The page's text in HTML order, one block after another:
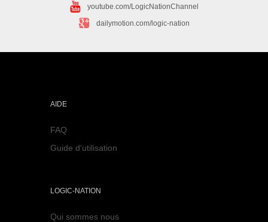
youtube.com/LogicNationChannel
dailymotion.com/logic-nation
AIDE
FAQ
Guide d'utilisation
LOGIC-NATION
Qui sommes nous